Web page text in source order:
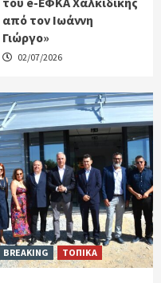
από τον Ιωάννη
Γιώργο»
02/07/2026
BREAKING ΤΟΠΙΚΑ